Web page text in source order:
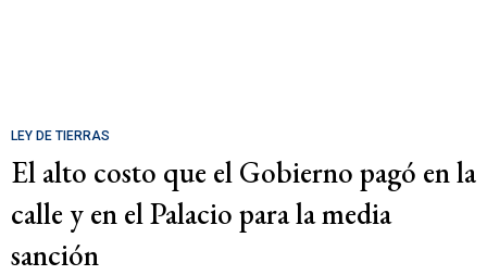
LEY DE TIERRAS
El alto costo que el Gobierno pagó en la
calle y en el Palacio para la media
sanción